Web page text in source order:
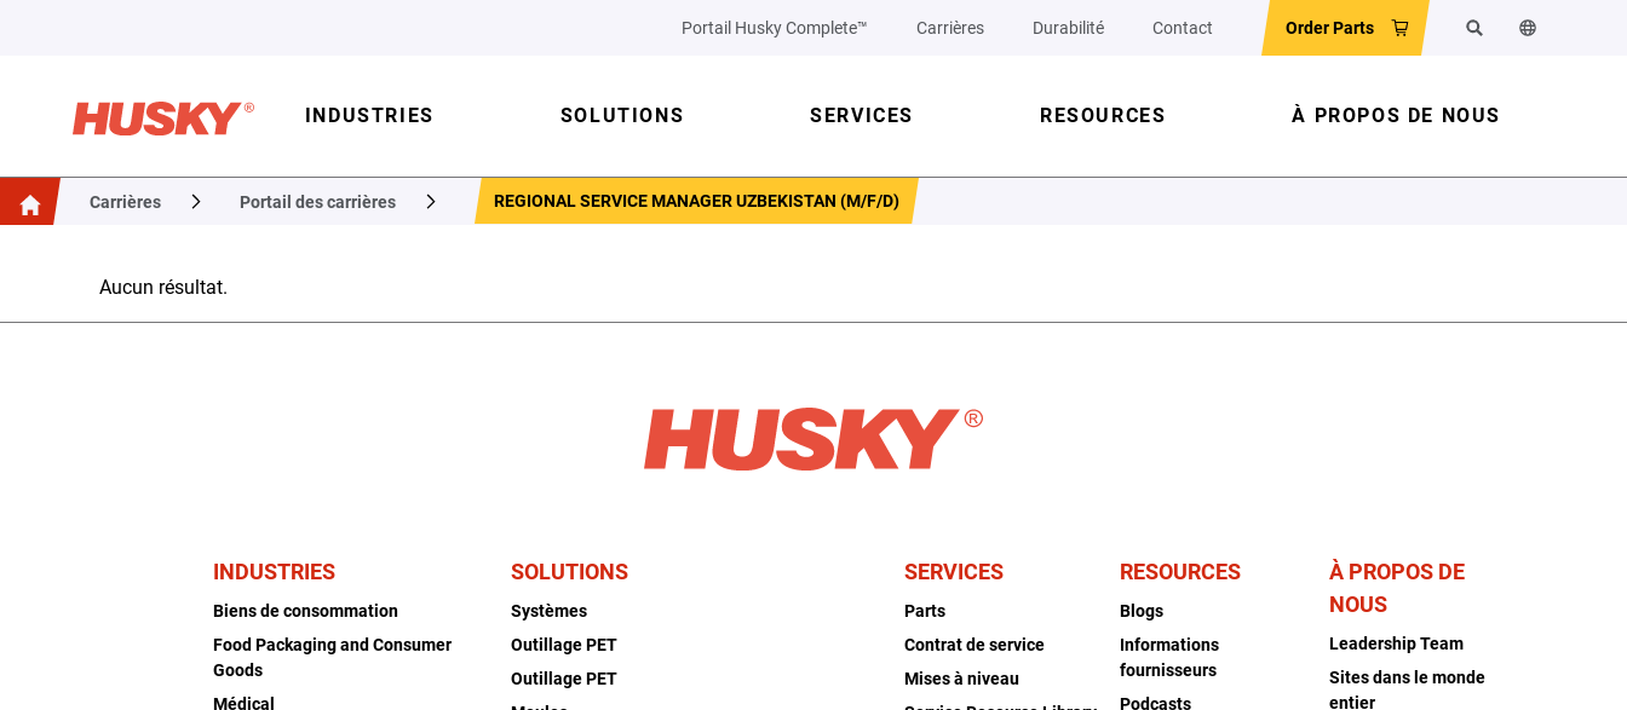
Portail Husky Complete™ Carrières Durabilité Contact Order Parts RechercherChanger la
INDUSTRIES SOLUTIONS SERVICES RESOURCES À PROPOS DE NOUS
Carrières Portail des carrières REGIONAL SERVICE MANAGER UZBEKISTAN (M/F/D)
Aucun résultat.
INDUSTRIES
Biens de consommation
Food Packaging and Consumer
Goods
Médical
SOLUTIONS
Systèmes
Outillage PET
Outillage PET
SERVICES
Parts
Contrat de service
Mises à niveau
RESOURCES
Blogs
Informations
fournisseurs
Podcasts
À PROPOS DE
NOUS
Leadership Team
Sites dans le monde
entier